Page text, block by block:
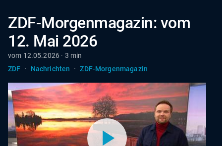
ZDF-Morgenmagazin: vom
12. Mai 2026
vom 12.05.2026 · 3 min
ZDF · Nachrichten · ZDF-Morgenmagazin